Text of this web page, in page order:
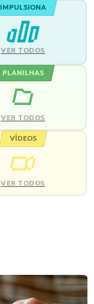
IMPULSIONA
VER TODOS
PLANILHAS
VER TODOS
VÍDEOS
VER TODOS